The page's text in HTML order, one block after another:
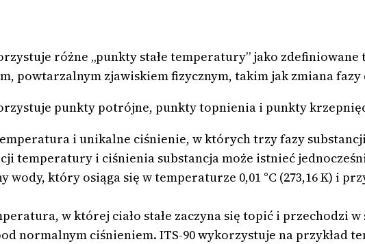
różne „punkty stałe temperatury” jako zdefiniowane
zjawiskiem fizycznym, takim jak zmiana fazy
punkty potrójne, punkty topnienia i punkty
i unikalne ciśnienie, w których trzy fazy substancji
temperatury i ciśnienia substancja może istnieć
który osiąga się w temperaturze 0,01 °C (273,16 K) i
w której ciało stałe zaczyna się topić i przechodzi w
normalnym ciśnieniem. ITS-90 wykorzystuje na przykład